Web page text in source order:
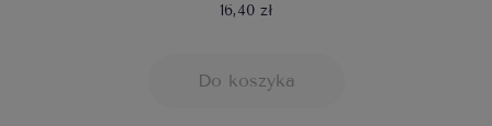
16,40 zł
Do koszyka